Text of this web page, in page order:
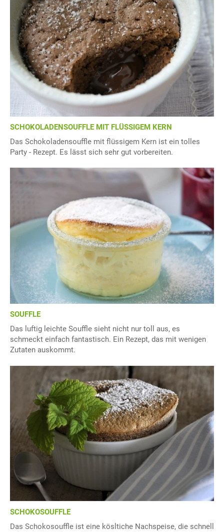
SCHOKOLADENSOUFFLE MIT FLÜSSIGEM KERN
Das Schokoladensouffle mit flüssigem Kern ist ein tolles
Party - Rezept. Es lässt sich sehr gut vorbereiten.
SOUFFLE
Das luftig leichte Souffle sieht nicht nur toll aus, es
schmeckt einfach fantastisch. Ein Rezept, das mit wenigen
Zutaten auskommt.
SCHOKOSOUFFLE
Das Schokosouffle ist eine kösltiche Nachspeise, die schnell